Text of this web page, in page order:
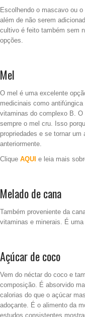
Escolhendo o mascavo ou
além de não serem
cultivo é feito também sem
opções.
Mel
O mel é uma excelente
medicinais como
vitaminas do complexo B.
sempre o mel cru. Isso
propriedades e se tornar um
anteriormente.
Clique AQUI e leia mais
Melado de cana
Também proveniente da
vitaminas e minerais. É
Açúcar de coco
Vem do néctar do coco e
composição. É absorvido
calorias do que o açúcar
adoçante. É o alimento da
estudos consistentes